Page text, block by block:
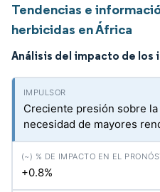
Tendencias e
herbicidas en África
Análisis del impacto de los
Creciente presión sobre
necesidad de mayores
+0.8%